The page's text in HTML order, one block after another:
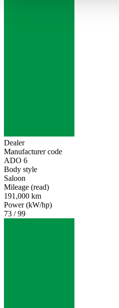
Dealer
Manufacturer code
ADO 6
Body style
Saloon
Mileage (read)
191,000 km
Power (kW/hp)
73 / 99